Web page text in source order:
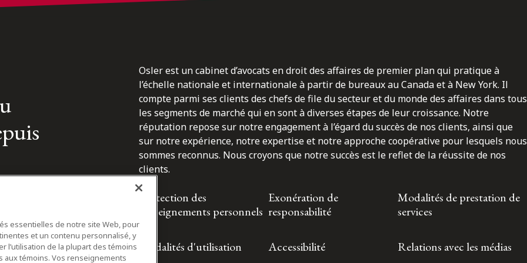
Osler est un cabinet d’avocats en droit des affaires de premier plan qui pratique à
l’échelle nationale et internationale à partir de bureaux au Canada et à New York. Il
compte parmi ses clients des chefs de file du secteur et du monde des affaires dans tous
les segments de marché qui en sont à diverses étapes de leur croissance. Notre
réputation repose sur notre engagement à l’égard du succès de nos clients, ainsi que
sur notre expérience, notre expertise et notre approche coopérative pour lesquels nous
sommes reconnus. Nous croyons que notre succès est le reflet de la réussite de nos
clients.
Protection des
renseignements personnels
Exonération de
responsabilité
Modalités de prestation de
services
Modalités d'utilisation Accessibilité Relations avec les médias
essentielles de notre site Web, pour
et un contenu personnalisé, y
l’utilisation de la plupart des témoins
témoins. Vos renseignements